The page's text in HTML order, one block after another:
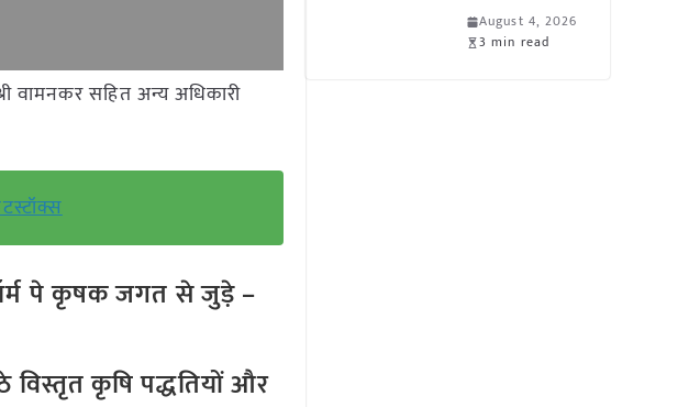
वामनकर सहित अन्य अधिकारी
पे कृषक जगत से जुड़े –
कृषि पद्धतियों और
August 4, 2026
3 min read